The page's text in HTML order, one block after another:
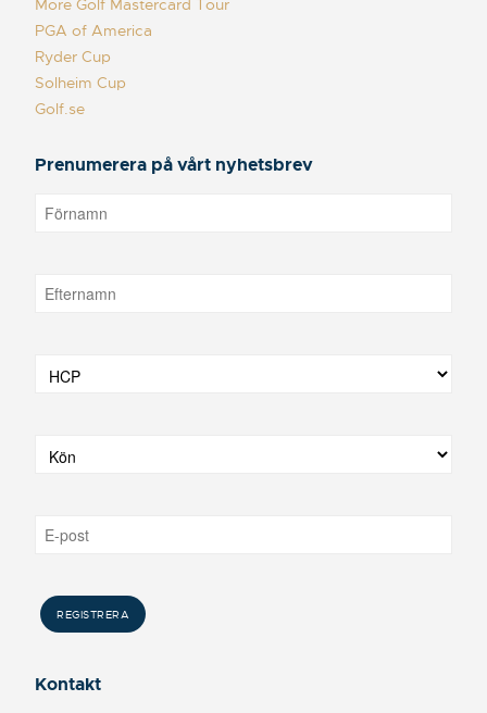
PGA of America
Ryder Cup
Solheim Cup
Golf.se
Prenumerera på vårt nyhetsbrev
Kontakt